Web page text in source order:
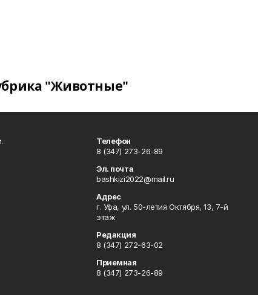
"Животные"
Телефон
8 (347) 273-26-89
Эл. почта
bashkizi2022@mail.ru
Адрес
г. Уфа, ул. 50-летия Октября, 13, 7-й
этаж
Редакция
8 (347) 272-63-02
Приемная
8 (347) 273-26-89